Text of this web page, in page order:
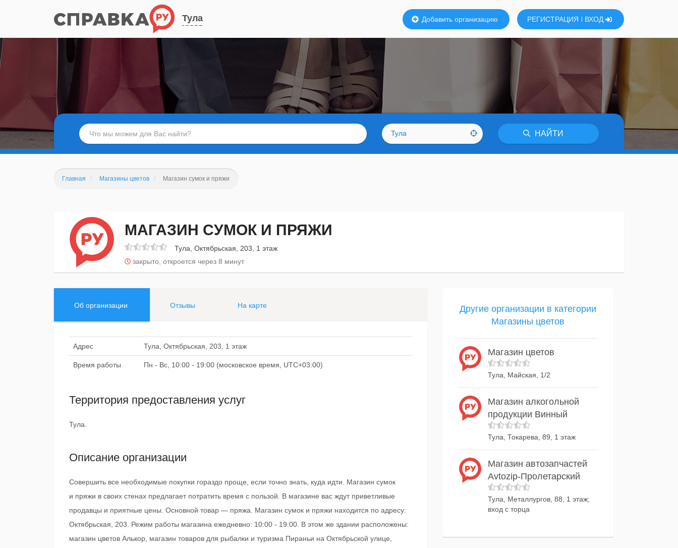
Тула Добавить организацию РЕГИСТРАЦИЯ ВХОД
Тула НАЙТИ
Главная Магазины цветов Магазин сумок и пряжи
МАГАЗИН СУМОК И ПРЯЖИ
Тула, Октябрьская, 203, 1 этаж
закрыто, откроется через 8 минут
Об организации Отзывы На карте
Адрес Тула, Октябрьская, 203, 1 этаж
Время работы Пн - Вс, 10:00 - 19:00 (московское время, UTC+03:00)
Территория предоставления услуг
Тула.
Описание организации
Совершить все необходимые покупки гораздо проще, если точно знать, куда идти. Магазин сумок
и пряжи в своих стенах предлагает потратить время с пользой. В магазине вас ждут приветливые
продавцы и приятные цены. Основной товар — пряжа. Магазин сумок и пряжи находится по адресу:
Октябрьская, 203. Режим работы магазина ежедневно: 10:00 - 19:00. В этом же здании расположены:
магазин цветов Алькор, магазин товаров для рыбалки и туризма Пираньи на Октябрьской улице,
Другие организации в категории
Магазины цветов
Магазин цветов
Тула, Майская, 1/2
Магазин алкогольной
продукции Винный
Тула, Токарева, 89, 1 этаж
Магазин автозапчастей
Avtozip-Пролетарский
Тула, Металлургов, 88, 1 этаж;
вход с торца